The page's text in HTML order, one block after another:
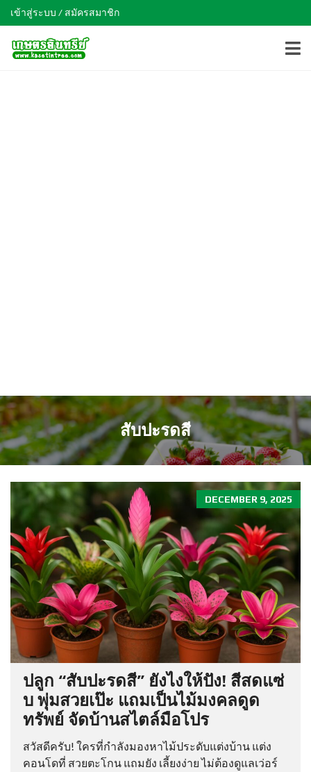
เข้าสู่ระบบ / สมัครสมาชิก
สับปะรดสี
DECEMBER 9, 2025
ปลูก “สับปะรดสี” ยังไงให้ปัง! สีสดแซ่
บ พุ่มสวยเป๊ะ แถมเป็นไม้มงคลดูด
ทรัพย์ จัดบ้านสไตล์มือโปร
สวัสดีครับ! ใครที่กำลังมองหาไม้ประดับแต่งบ้าน แต่ง
คอนโดที่ สวยตะโกน แถมยัง เลี้ยงง่าย ไม่ต้องดูแลเว่อร์